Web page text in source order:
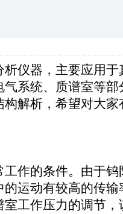
析仪器，主要应用
系统、质谱室等
解析，希望对大家
作的条件。由于
的运动有较高的传
工作压力的调节